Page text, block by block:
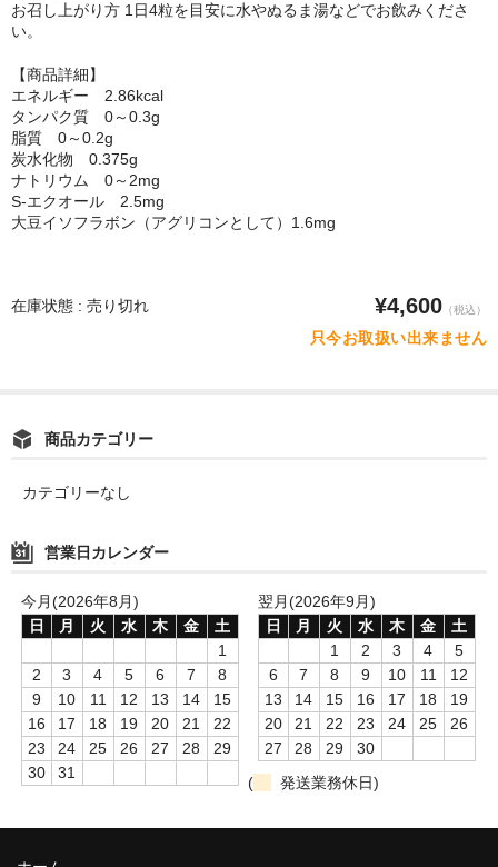
お召し上がり方 1日4粒を目安に水やぬるま湯などでお飲みくださ
い。
【商品詳細】
エネルギー 2.86kcal
タンパク質 0～0.3g
脂質 0～0.2g
炭水化物 0.375g
ナトリウム 0～2mg
S-エクオール 2.5mg
大豆イソフラボン（アグリコンとして）1.6mg
在庫状態 : 売り切れ ¥4,600 （税込）
只今お取扱い出来ません
商品カテゴリー
カテゴリーなし
営業日カレンダー
今月(2026年8月)
日
月 火 水 木 金
土
1
2
3 4 5 6 7
8
9
10 11 12 13 14
15
16
17 18 19 20 21
22
23
24 25 26 27 28
29
30
31
翌月(2026年9月)
日
月 火 水 木 金
土
1
2 3 4
5
6
7 8 9 10 11
12
13
14 15 16 17 18
19
20
21 22 23 24 25
26
27
28 29
30
(
発送業務休日)